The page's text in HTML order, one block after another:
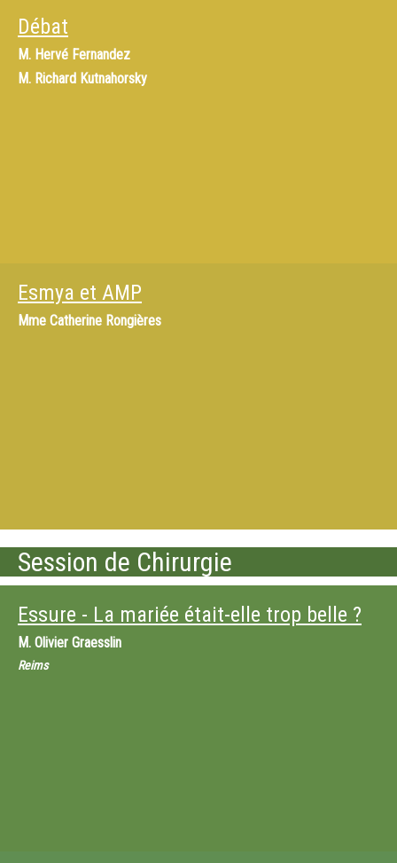
Débat
M. Hervé Fernandez
M. Richard Kutnahorsky
Esmya et AMP
Mme Catherine Rongières
Session de Chirurgie
Essure - La mariée était-elle trop belle ?
M. Olivier Graesslin
Reims